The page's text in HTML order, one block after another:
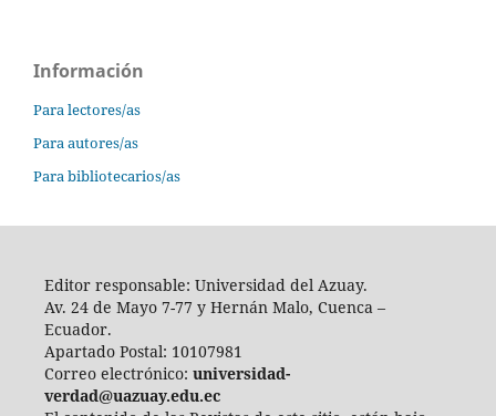
Información
Para lectores/as
Para autores/as
Para bibliotecarios/as
Editor responsable: Universidad del Azuay.
Av. 24 de Mayo 7-77 y Hernán Malo, Cuenca –
Ecuador.
Apartado Postal: 10107981
Correo electrónico: universidad-
verdad@uazuay.edu.ec